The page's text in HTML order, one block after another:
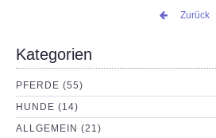
Zurück
Kategorien
PFERDE (55)
HUNDE (14)
ALLGEMEIN (21)